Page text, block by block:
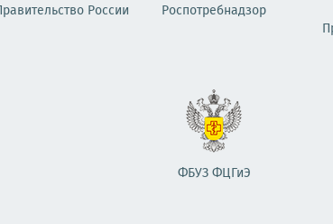
России Роспотребнадзор
ФБУЗ ФЦГиЭ